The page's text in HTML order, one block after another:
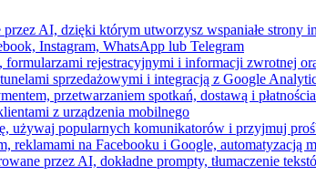
AI, dzięki którym utworzysz wspaniałe strony
Instagram, WhatsApp lub Telegram
rejestracyjnymi i informacji zwrotnej
sprzedażowymi i integracją z Google
przetwarzaniem spotkań, dostawą i
z urządzenia mobilnego
używaj popularnych komunikatorów i przyjmuj
reklamami na Facebooku i Google, automatyzacją
przez AI, dokładne prompty, tłumaczenie